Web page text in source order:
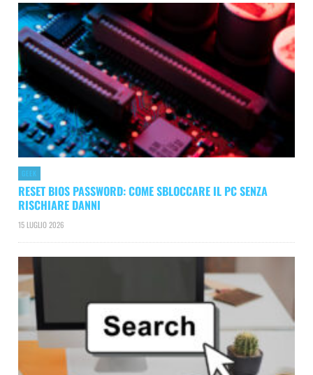
GEEK
RESET BIOS PASSWORD: COME SBLOCCARE IL PC SENZA
RISCHIARE DANNI
15 LUGLIO 2026